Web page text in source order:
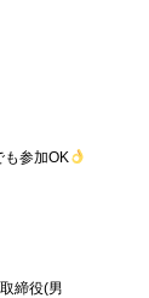
も参加OK
締役(男